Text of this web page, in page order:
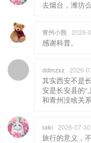
去烟台，潍坊
青州小熊 2026-
感谢科普。
ddmzxz 2026-
其实西安不是
安是长安县的“
和青州没啥关系
taki 2026-07-
旅行的意义，